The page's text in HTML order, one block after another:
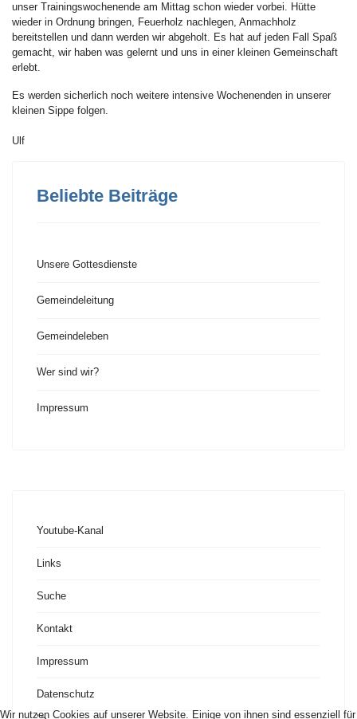
unser Trainingswochenende am Mittag schon wieder vorbei. Hütte
wieder in Ordnung bringen, Feuerholz nachlegen, Anmachholz
bereitstellen und dann werden wir abgeholt. Es hat auf jeden Fall Spaß
gemacht, wir haben was gelernt und uns in einer kleinen Gemeinschaft
erlebt.
Es werden sicherlich noch weitere intensive Wochenenden in unserer
kleinen Sippe folgen.
Ulf
Beliebte Beiträge
Unsere Gottesdienste
Gemeindeleitung
Gemeindeleben
Wer sind wir?
Impressum
Youtube-Kanal
Links
Suche
Kontakt
Impressum
Datenschutz
Wir nutzen Cookies auf unserer Website. Einige von ihnen sind essenziell für